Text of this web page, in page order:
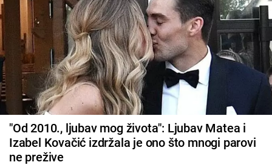
"Od 2010., ljubav mog života": Ljubav Matea i
Izabel Kovačić izdržala je ono što mnogi parovi
ne prežive